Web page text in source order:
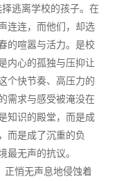
逃离学校的孩子。在
连连，而他们，却选
的喧嚣与活力。是校
内心的孤独与压抑让
个快节奏、高压力的
需求与感受被淹没在
知识的殿堂，而是成
而是成了沉重的负
无声的抗议。
正悄无声息地侵蚀着